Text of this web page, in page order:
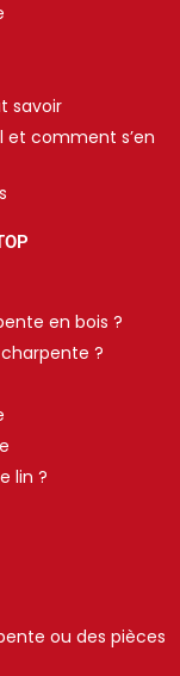
savoir
et comment s’en
en bois ?
?
lin ?
ou des pièces